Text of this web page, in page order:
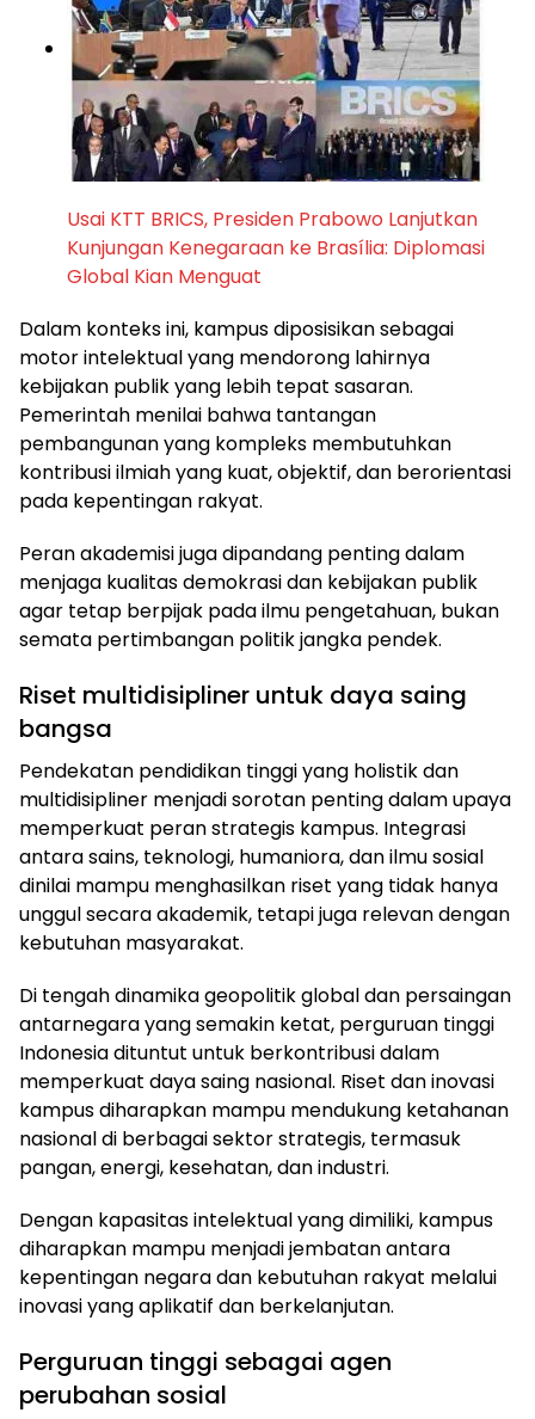
Usai KTT BRICS, Presiden Prabowo Lanjutkan
Kunjungan Kenegaraan ke Brasília: Diplomasi
Global Kian Menguat
Dalam konteks ini, kampus diposisikan sebagai
motor intelektual yang mendorong lahirnya
kebijakan publik yang lebih tepat sasaran.
Pemerintah menilai bahwa tantangan
pembangunan yang kompleks membutuhkan
kontribusi ilmiah yang kuat, objektif, dan berorientasi
pada kepentingan rakyat.
Peran akademisi juga dipandang penting dalam
menjaga kualitas demokrasi dan kebijakan publik
agar tetap berpijak pada ilmu pengetahuan, bukan
semata pertimbangan politik jangka pendek.
Riset multidisipliner untuk daya saing
bangsa
Pendekatan pendidikan tinggi yang holistik dan
multidisipliner menjadi sorotan penting dalam upaya
memperkuat peran strategis kampus. Integrasi
antara sains, teknologi, humaniora, dan ilmu sosial
dinilai mampu menghasilkan riset yang tidak hanya
unggul secara akademik, tetapi juga relevan dengan
kebutuhan masyarakat.
Di tengah dinamika geopolitik global dan persaingan
antarnegara yang semakin ketat, perguruan tinggi
Indonesia dituntut untuk berkontribusi dalam
memperkuat daya saing nasional. Riset dan inovasi
kampus diharapkan mampu mendukung ketahanan
nasional di berbagai sektor strategis, termasuk
pangan, energi, kesehatan, dan industri.
Dengan kapasitas intelektual yang dimiliki, kampus
diharapkan mampu menjadi jembatan antara
kepentingan negara dan kebutuhan rakyat melalui
inovasi yang aplikatif dan berkelanjutan.
Perguruan tinggi sebagai agen
perubahan sosial